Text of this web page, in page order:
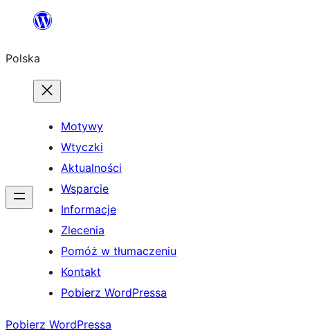
Przejdź
treści
Polska
Motywy
Wtyczki
Aktualności
Wsparcie
Informacje
Zlecenia
Pomóż w tłumaczeniu
Kontakt
Pobierz WordPressa
Pobierz WordPressa